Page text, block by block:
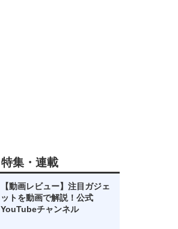
特集・連載
【動画レビュー】注目ガジェ
ットを動画で解説！公式
YouTubeチャンネル